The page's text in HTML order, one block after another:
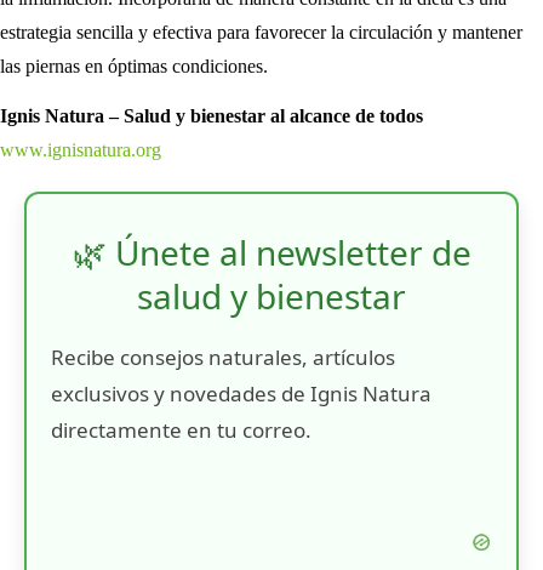
estrategia sencilla y efectiva para favorecer la circulación y mantener
las piernas en óptimas condiciones.
Ignis Natura – Salud y bienestar al alcance de todos
www.ignisnatura.org
🌿 Únete al newsletter de
salud y bienestar
Recibe consejos naturales, artículos
exclusivos y novedades de Ignis Natura
directamente en tu correo.